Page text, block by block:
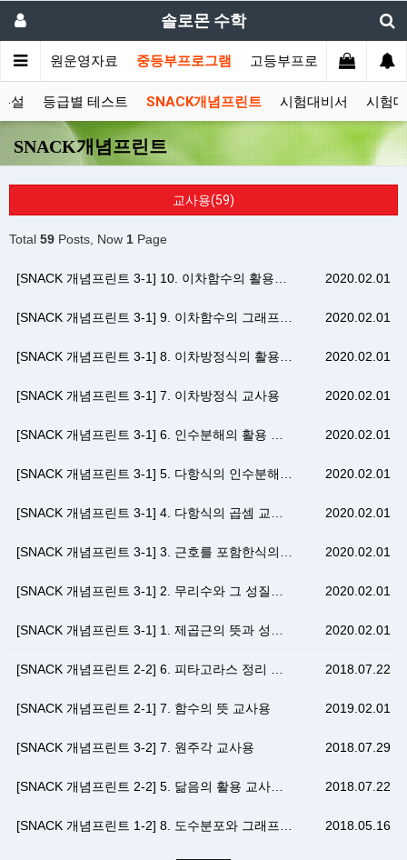
솔로몬 수학
개 학원운영자료 중등부프로그램 고등부프로그램 고객
설 등급별 테스트 SNACK개념프린트 시험대비서 시험
SNACK개념프린트
교사용(59)
Total 59 Posts, Now 1 Page
2020.02.01
[SNACK 개념프린트 3-1] 10. 이차함수의 활용…
2020.02.01
[SNACK 개념프린트 3-1] 9. 이차함수의 그래프…
2020.02.01
[SNACK 개념프린트 3-1] 8. 이차방정식의 활용…
2020.02.01
[SNACK 개념프린트 3-1] 7. 이차방정식 교사용
2020.02.01
[SNACK 개념프린트 3-1] 6. 인수분해의 활용 …
2020.02.01
[SNACK 개념프린트 3-1] 5. 다항식의 인수분해…
2020.02.01
[SNACK 개념프린트 3-1] 4. 다항식의 곱셈 교…
2020.02.01
[SNACK 개념프린트 3-1] 3. 근호를 포함한식의…
2020.02.01
[SNACK 개념프린트 3-1] 2. 무리수와 그 성질…
2020.02.01
[SNACK 개념프린트 3-1] 1. 제곱근의 뜻과 성…
2018.07.22
[SNACK 개념프린트 2-2] 6. 피타고라스 정리 …
2019.02.01
[SNACK 개념프린트 2-1] 7. 함수의 뜻 교사용
2018.07.29
[SNACK 개념프린트 3-2] 7. 원주각 교사용
2018.07.22
[SNACK 개념프린트 2-2] 5. 닮음의 활용 교사…
2018.05.16
[SNACK 개념프린트 1-2] 8. 도수분포와 그래프…